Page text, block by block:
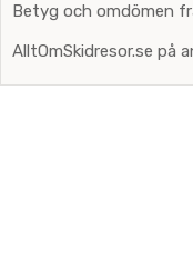
Betyg och omdömen
AlltOmSkidresor.se på